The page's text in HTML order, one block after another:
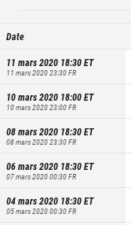
Date
11 mars 2020 18:30ET
11 mars 2020 23:30FR
10 mars 2020 18:00ET
10 mars 2020 23:00FR
08 mars 2020 18:30ET
08 mars 2020 23:30FR
06 mars 2020 18:30ET
07 mars 2020 00:30FR
04 mars 2020 18:30ET
05 mars 2020 00:30FR